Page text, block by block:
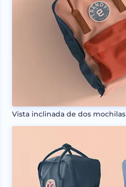
Vista inclinada de dos mochilas